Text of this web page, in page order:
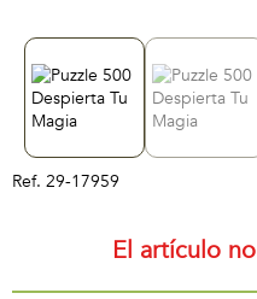
Ref. 29-17959
El artículo